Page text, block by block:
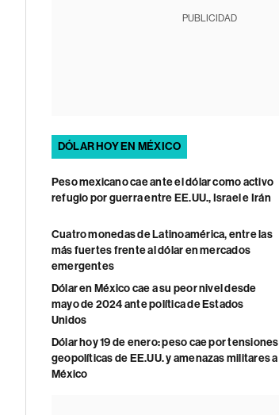
PUBLICIDAD
DÓLAR HOY EN MÉXICO
Peso mexicano cae ante el dólar como activo
refugio por guerra entre EE.UU., Israel e Irán
Cuatro monedas de Latinoamérica, entre las
más fuertes frente al dólar en mercados
emergentes
Dólar en México cae a su peor nivel desde
mayo de 2024 ante política de Estados
Unidos
Dólar hoy 19 de enero: peso cae por tensiones
geopolíticas de EE.UU. y amenazas militares a
México